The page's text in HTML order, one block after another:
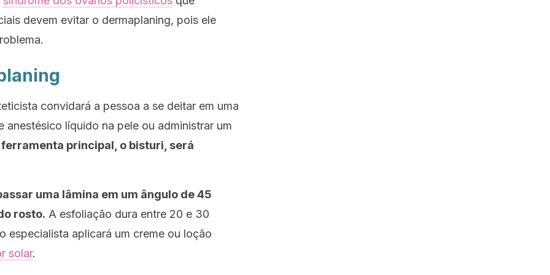
devem evitar o dermaplaning, pois ele
convidará a pessoa a se deitar em uma
anestésico líquido na pele ou administrar um
ferramenta principal, o bisturi, será
uma lâmina em um ângulo de 45
rosto. A esfoliação dura entre 20 e 30
especialista aplicará um creme ou loção
solar.